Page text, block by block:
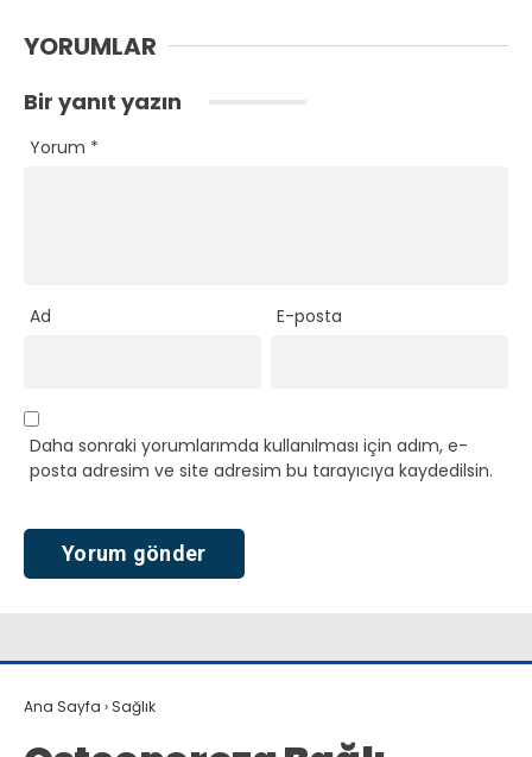
YORUMLAR
Bir yanıt yazın
Yorum *
Ad E-posta
Daha sonraki yorumlarımda kullanılması için adım, e-
posta adresim ve site adresim bu tarayıcıya kaydedilsin.
Ana Sayfa › Sağlık